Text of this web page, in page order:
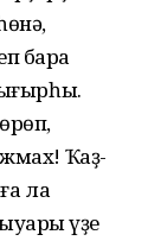
бара
Ҡаҙ-
ла
үҙе